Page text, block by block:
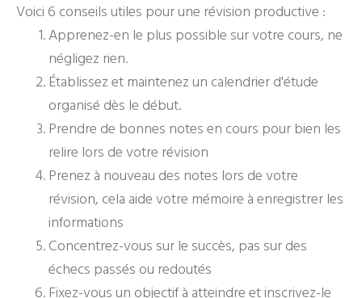
Voici 6 conseils utiles pour une révision productive :
Apprenez-en le plus possible sur votre cours, ne
négligez rien.
Établissez et maintenez un calendrier d'étude
organisé dès le début.
Prendre de bonnes notes en cours pour bien les
relire lors de votre révision
Prenez à nouveau des notes lors de votre
révision, cela aide votre mémoire à enregistrer les
informations
Concentrez-vous sur le succès, pas sur des
échecs passés ou redoutés